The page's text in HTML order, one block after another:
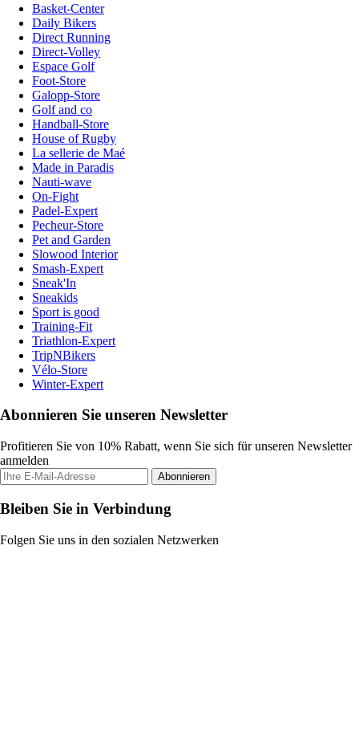
Basket-Center
Daily Bikers
Direct Running
Direct-Volley
Espace Golf
Foot-Store
Galopp-Store
Golf and co
Handball-Store
House of Rugby
La sellerie de Maé
Made in Paradis
Nauti-wave
On-Fight
Padel-Expert
Pecheur-Store
Pet and Garden
Slowood Interior
Smash-Expert
Sneak'In
Sneakids
Sport is good
Training-Fit
Triathlon-Expert
TripNBikers
Vélo-Store
Winter-Expert
Abonnieren Sie unseren Newsletter
Profitieren Sie von 10% Rabatt, wenn Sie sich für unseren Newsletter
anmelden
Abonnieren
Bleiben Sie in Verbindung
Folgen Sie uns in den sozialen Netzwerken